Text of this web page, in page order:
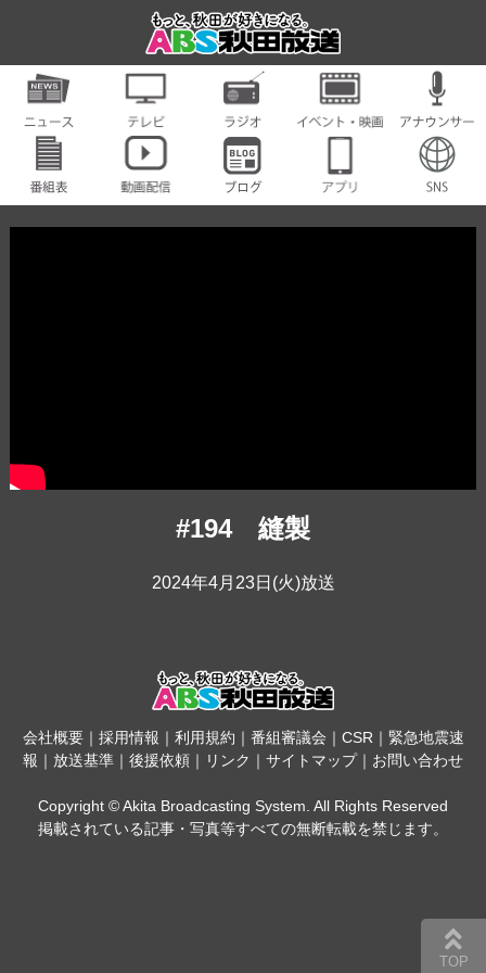
#194 縫製
2024年4月23日(火)放送
会社概要｜ 採用情報 ｜ 利用規約 ｜ 番組審議会 ｜ CSR ｜ 緊急地震速
報 ｜ 放送基準 ｜ 後援依頼 ｜ リンク ｜ サイトマップ｜ お問い合わせ
Copyright © Akita Broadcasting System. All Rights Reserved
掲載されている記事・写真等すべての無断転載を禁じます。